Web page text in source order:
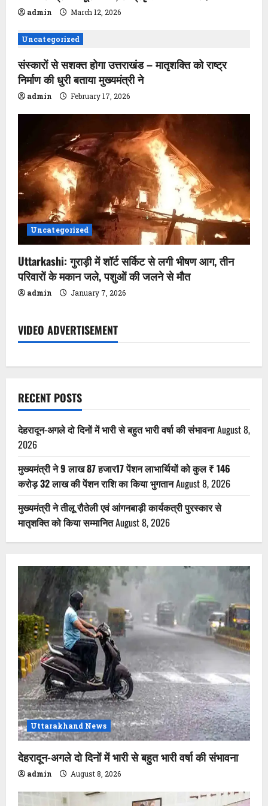
a
t
i
o
n
admin March 12, 2026
Uncategorized
संस्कारों से सशक्त होगा उत्तराखंड – मातृशक्ति को राष्ट्र
निर्माण की धुरी बताया मुख्यमंत्री ने
admin February 17, 2026
Uncategorized
Uttarkashi: गुराड़ी में शॉर्ट सर्किट से लगी भीषण आग, तीन
परिवारों के मकान जले, पशुओं की जलने से मौत
admin January 7, 2026
VIDEO ADVERTISEMENT
RECENT POSTS
देहरादून-अगले दो दिनों में भारी से बहुत भारी वर्षा की संभावनाAugust 8,
2026
मुख्यमंत्री ने 9 लाख 87 हजार17 पेंशन लाभार्थियों को कुल ₹ 146
करोड़ 32 लाख की पेंशन राशि का किया भुगतानAugust 8, 2026
मुख्यमंत्री ने तीलू रौतेली एवं आंगनबाड़ी कार्यकत्री पुरस्कार से
मातृशक्ति को किया सम्मानितAugust 8, 2026
Uttarakhand News
देहरादून-अगले दो दिनों में भारी से बहुत भारी वर्षा की संभावना
admin August 8, 2026